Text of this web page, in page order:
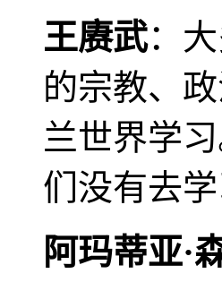
王赓武：
的宗教、
兰世界学
们没有去
阿玛蒂亚·